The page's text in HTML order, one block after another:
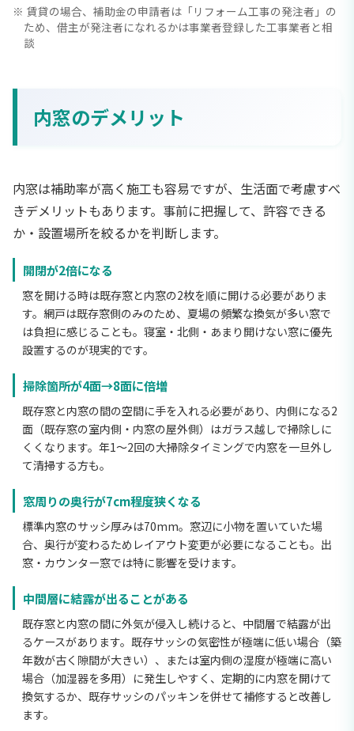
賃貸の場合、補助金の申請者は「リフォーム工事の発注者」の
ため、借主が発注者になれるかは事業者登録した工事業者と相
談
内窓のデメリット
内窓は補助率が高く施工も容易ですが、生活面で考慮すべ
きデメリットもあります。事前に把握して、許容できる
か・設置場所を絞るかを判断します。
開閉が2倍になる
窓を開ける時は既存窓と内窓の2枚を順に開ける必要がありま
す。網戸は既存窓側のみのため、夏場の頻繁な換気が多い窓で
は負担に感じることも。寝室・北側・あまり開けない窓に優先
設置するのが現実的です。
掃除箇所が4面→8面に倍増
既存窓と内窓の間の空間に手を入れる必要があり、内側になる2
面（既存窓の室内側・内窓の屋外側）はガラス越しで掃除しに
くくなります。年1〜2回の大掃除タイミングで内窓を一旦外し
て清掃する方も。
窓周りの奥行が7cm程度狭くなる
標準内窓のサッシ厚みは70mm。窓辺に小物を置いていた場
合、奥行が変わるためレイアウト変更が必要になることも。出
窓・カウンター窓では特に影響を受けます。
中間層に結露が出ることがある
既存窓と内窓の間に外気が侵入し続けると、中間層で結露が出
るケースがあります。既存サッシの気密性が極端に低い場合（築
年数が古く隙間が大きい）、または室内側の湿度が極端に高い
場合（加湿器を多用）に発生しやすく、定期的に内窓を開けて
換気するか、既存サッシのパッキンを併せて補修すると改善し
ます。